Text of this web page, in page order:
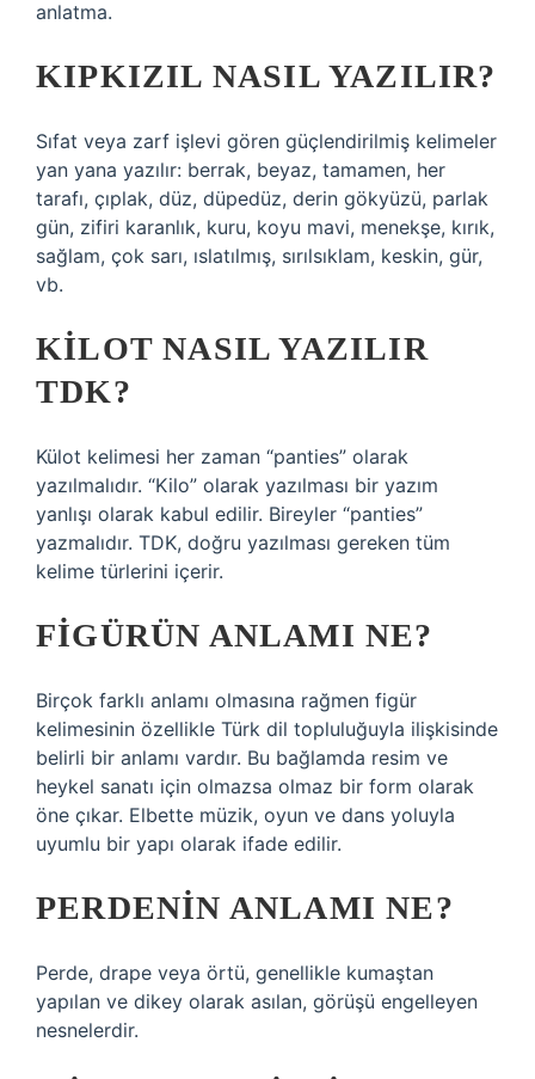
anlatma.
KIPKIZIL NASIL YAZILIR?
Sıfat veya zarf işlevi gören güçlendirilmiş kelimeler
yan yana yazılır: berrak, beyaz, tamamen, her
tarafı, çıplak, düz, düpedüz, derin gökyüzü, parlak
gün, zifiri karanlık, kuru, koyu mavi, menekşe, kırık,
sağlam, çok sarı, ıslatılmış, sırılsıklam, keskin, gür,
vb.
KILOT NASIL YAZILIR
TDK?
Külot kelimesi her zaman “panties” olarak
yazılmalıdır. “Kilo” olarak yazılması bir yazım
yanlışı olarak kabul edilir. Bireyler “panties”
yazmalıdır. TDK, doğru yazılması gereken tüm
kelime türlerini içerir.
FIGÜRÜN ANLAMI NE?
Birçok farklı anlamı olmasına rağmen figür
kelimesinin özellikle Türk dil topluluğuyla ilişkisinde
belirli bir anlamı vardır. Bu bağlamda resim ve
heykel sanatı için olmazsa olmaz bir form olarak
öne çıkar. Elbette müzik, oyun ve dans yoluyla
uyumlu bir yapı olarak ifade edilir.
PERDENIN ANLAMI NE?
Perde, drape veya örtü, genellikle kumaştan
yapılan ve dikey olarak asılan, görüşü engelleyen
nesnelerdir.